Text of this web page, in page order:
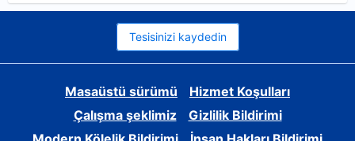
Tesisinizi kaydedin
Masaüstü sürümü
Hizmet Koşulları
Çalışma şeklimiz
Gizlilik Bildirimi